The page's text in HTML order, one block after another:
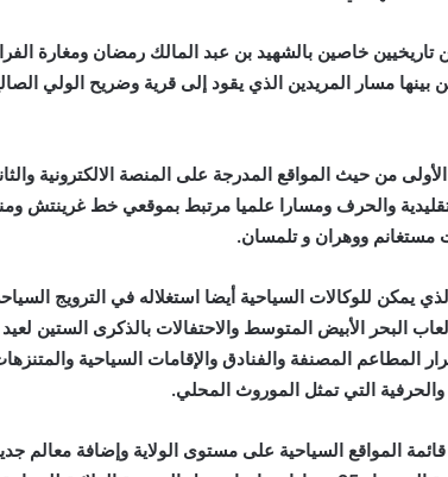
خاصين بالشهيد بن عبد المالك رمضان ومغارة
بينها مسار المريدين الذي يقود إلى قرية وضريح الولي
من حيث المواقع المدرجة على المنصة الالكترونية
والحرف ومسارا علميا مرتبط بموقعي خط غرينتش
يمكن للوكالات السياحية أيضا استغلاله في الترويج
داخلية وخارجية في إطار الدورة ال19 لألعاب البحر الأبيض المتوسط والاحتفالات بالذكرى الستين لعيد
المطاعم المصنفة والفنادق والإقامات السياحية
التي تمثل الموروث المحلي.
المواقع السياحية على مستوى الولاية وإضافة معالم